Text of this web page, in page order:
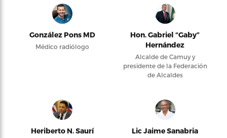
González Pons MD
Médico radiólogo
Hon. Gabriel “Gaby”
Hernández
Alcalde de Camuy y
presidente de la Federación
de Alcaldes
Heriberto N. Saurí Lic Jaime Sanabria